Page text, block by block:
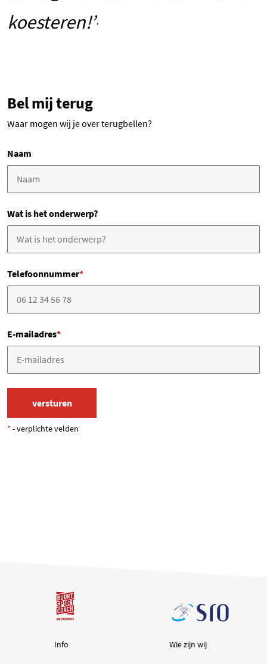
koesteren!’‘
Bel mij terug
Waar mogen wij je over terugbellen?
Naam
Wat is het onderwerp?
Telefoonnummer*
E-mailadres*
* - verplichte velden
Info Wie zijn wij